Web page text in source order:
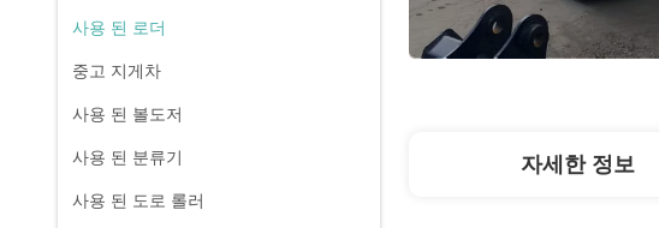
사용 된 로더
중고 지게차
사용 된 볼도저
사용 된 분류기
사용 된 도로 롤러
자세한 정보